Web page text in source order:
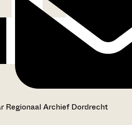
Regionaal Archief Dordrecht